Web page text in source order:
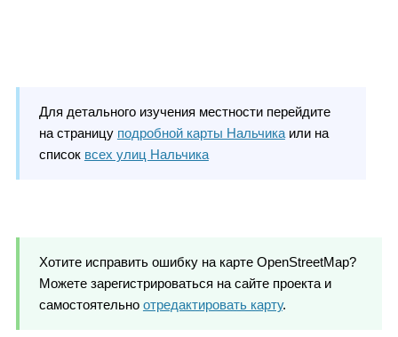
Для детального изучения местности перейдите
на страницу подробной карты Нальчикаили на
список всех улиц Нальчика
Хотите исправить ошибку на карте OpenStreetMap?
Можете зарегистрироваться на сайте проекта и
самостоятельно отредактировать карту.